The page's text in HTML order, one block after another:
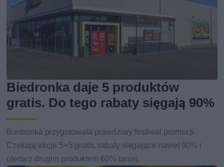
Biedronka daje 5 produktów
gratis. Do tego rabaty sięgają 90%
Biedronka przygotowała prawdziwy festiwal promocji.
Czekają akcje 5+5 gratis, rabaty sięgające nawet 90% i
oferta z drugim produktem 60% taniej.